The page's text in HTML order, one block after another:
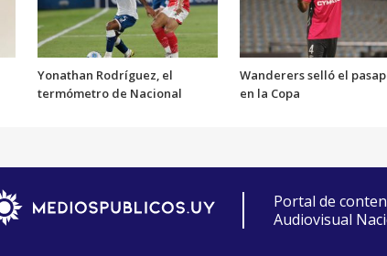
Yonathan Rodríguez, el
termómetro de Nacional
Wanderers selló el
en la Copa
Portal de
Audiovisual